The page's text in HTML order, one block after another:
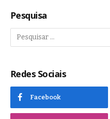
Pesquisa
Redes Sociais
Facebook